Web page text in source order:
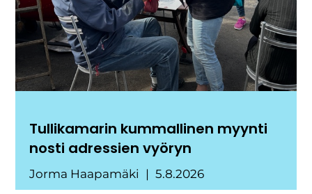
Tullikamarin kummallinen myynti
nosti adressien vyöryn
Jorma Haapamäki 5.8.2026